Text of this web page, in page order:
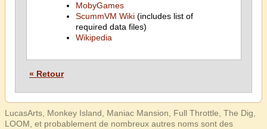
MobyGames
ScummVM Wiki(includes list of
required data files)
Wikipedia
« Retour
LucasArts, Monkey Island, Maniac Mansion, Full Throttle, The Dig,
LOOM, et probablement de nombreux autres noms sont des